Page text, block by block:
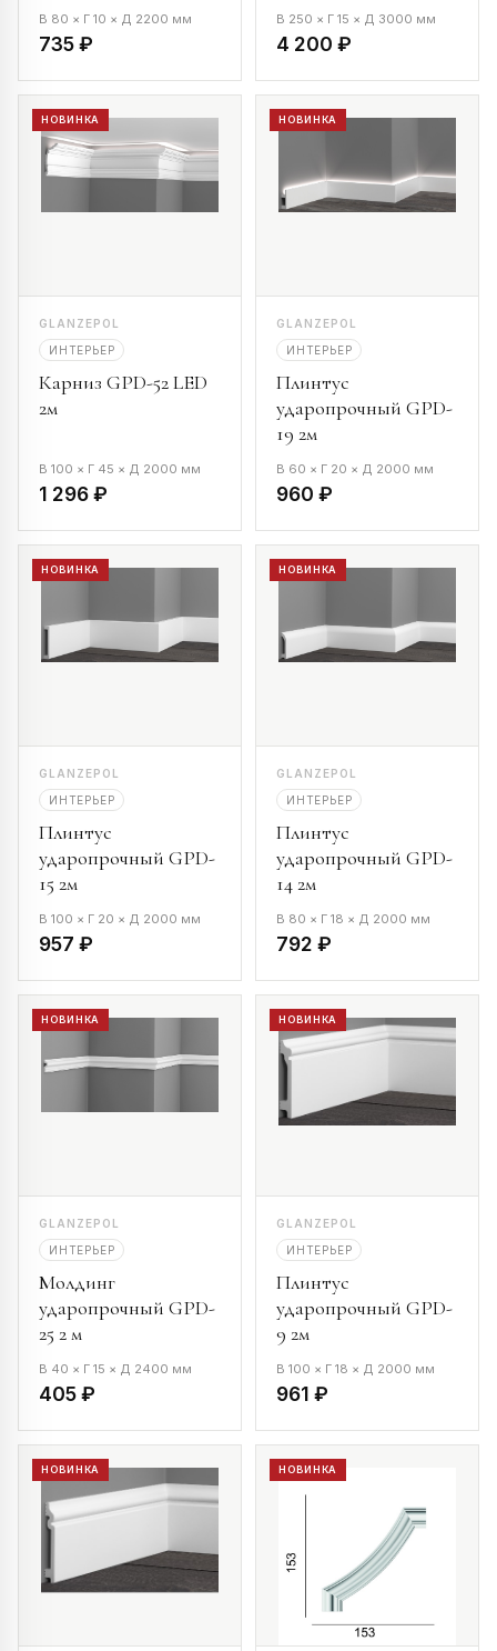
В 80 × Г 10 × Д 2200 мм
735 ₽
В 250 × Г 15 × Д 3000 мм
4 200 ₽
НОВИНКА
GLANZEPOL
ИНТЕРЬЕР
Карниз GPD-52 LED
2м
В 100 × Г 45 × Д 2000 мм
1 296 ₽
НОВИНКА
GLANZEPOL
ИНТЕРЬЕР
Плинтус
ударопрочный GPD-
19 2м
В 60 × Г 20 × Д 2000 мм
960 ₽
НОВИНКА
GLANZEPOL
ИНТЕРЬЕР
Плинтус
ударопрочный GPD-
15 2м
В 100 × Г 20 × Д 2000 мм
957 ₽
НОВИНКА
GLANZEPOL
ИНТЕРЬЕР
Плинтус
ударопрочный GPD-
14 2м
В 80 × Г 18 × Д 2000 мм
792 ₽
НОВИНКА
GLANZEPOL
ИНТЕРЬЕР
Молдинг
ударопрочный GPD-
25 2 м
В 40 × Г 15 × Д 2400 мм
405 ₽
НОВИНКА
GLANZEPOL
ИНТЕРЬЕР
Плинтус
ударопрочный GPD-
9 2м
В 100 × Г 18 × Д 2000 мм
961 ₽
НОВИНКА НОВИНКА